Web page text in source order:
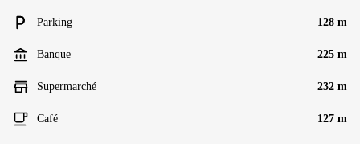
Parking 128 m
Banque 225 m
Supermarché 232 m
Café 127 m